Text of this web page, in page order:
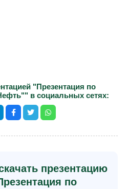
"Презентация по
в социальных сетях:
презентацию
по